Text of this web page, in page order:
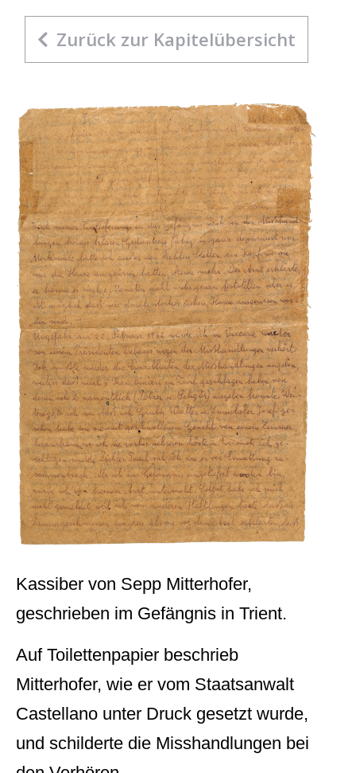
Zurück zur Kapitelübersicht
Kassiber von Sepp Mitterhofer,
geschrieben im Gefängnis in Trient.
Auf Toilettenpapier beschrieb
Mitterhofer, wie er vom Staatsanwalt
Castellano unter Druck gesetzt wurde,
und schilderte die Misshandlungen bei